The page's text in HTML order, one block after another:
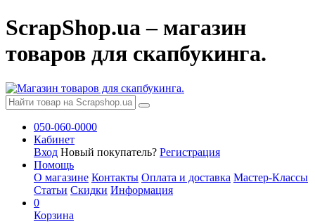
ScrapShop.ua – магазин
товаров для скапбукинга.
050-060-0000
Кабинет
Вход Новый покупатель? Регистрация
Помощь
О магазине Контакты Оплата и доставка Мастер-Классы
Статьи Скидки Информация
0
Корзина